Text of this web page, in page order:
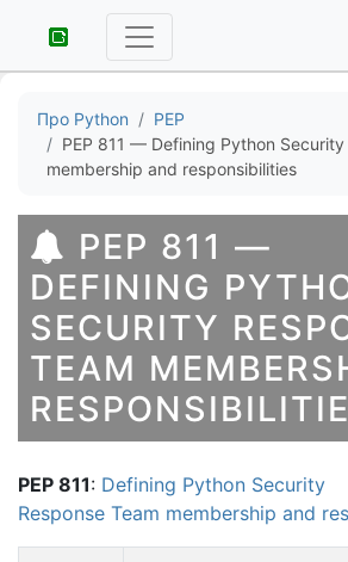
Про Python
PEP
PEP 811 — Defining Python Security
membership and responsibilities
PEP 811 —
DEFINING
SECURITY
TEAM
PEP 811: Defining Python Security
Response Team membership and